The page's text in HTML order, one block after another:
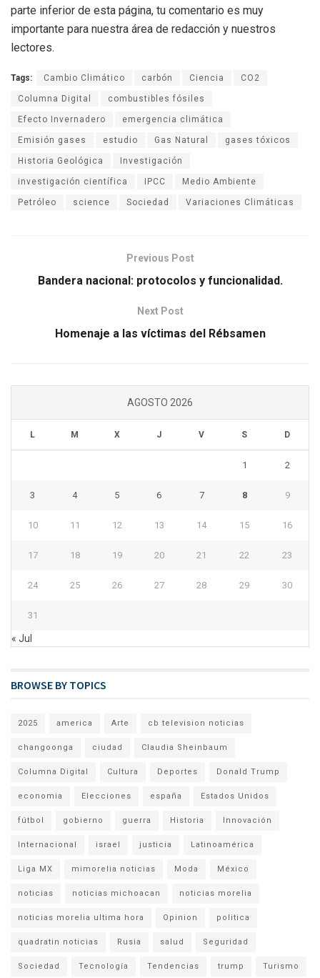
parte inferior de esta página, tu comentario es muy
importante para nuestra área de redacción y nuestros
lectores.
Tags: Cambio Climático carbón Ciencia CO2
Columna Digital combustibles fósiles
Efecto Invernadero emergencia climática
Emisión gases estudio Gas Natural gases tóxicos
Historia Geológica Investigación
investigación científica IPCC Medio Ambiente
Petróleo science Sociedad Variaciones Climáticas
Previous Post
Bandera nacional: protocolos y funcionalidad.
Next Post
Homenaje a las víctimas del Rébsamen
AGOSTO 2026
L M X J V S D
1 2
3 4 5 6 7 8 9
10 11 12 13 14 15 16
17 18 19 20 21 22 23
24 25 26 27 28 29 30
31
« Jul
BROWSE BY TOPICS
2025 america Arte cb television noticias
changoonga ciudad Claudia Sheinbaum
Columna Digital Cultura Deportes Donald Trump
economia Elecciones españa Estados Unidos
fútbol gobierno guerra Historia Innovación
Internacional israel justicia Latinoamérica
Liga MX mimorelia noticias Moda México
noticias noticias michoacan noticias morelia
noticias morelia ultima hora Opinion politica
quadratin noticias Rusia salud Seguridad
Sociedad Tecnología Tendencias trump Turismo